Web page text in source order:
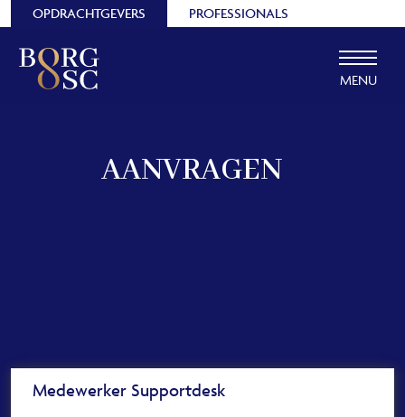
OPDRACHTGEVERS PROFESSIONALS
MENU
AANVRAGEN
Medewerker Supportdesk